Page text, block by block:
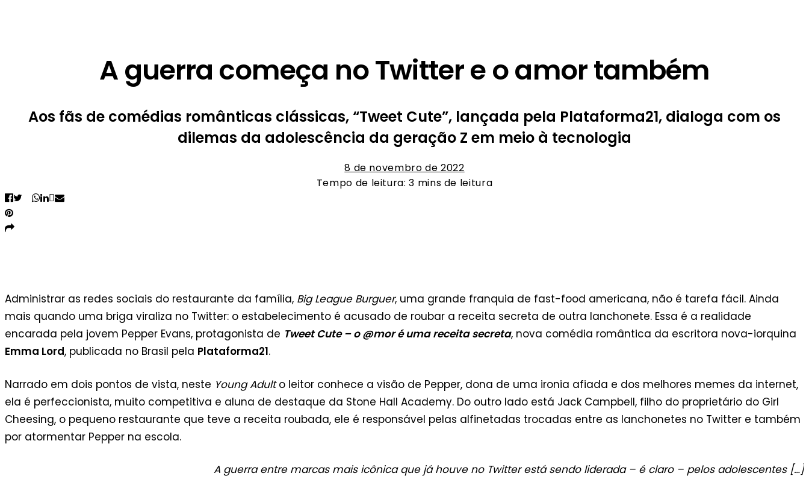
A guerra começa no Twitter e o amor também
Aos fãs de comédias românticas clássicas, “Tweet Cute”, lançada pela Plataforma21, dialoga com os
dilemas da adolescência da geração Z em meio à tecnologia
8 de novembro de 2022
Tempo de leitura: 3 mins de leitura
Administrar as redes sociais do restaurante da família, Big League Burguer, uma grande franquia de fast-food americana, não é tarefa fácil. Ainda
mais quando uma briga viraliza no Twitter: o estabelecimento é acusado de roubar a receita secreta de outra lanchonete. Essa é a realidade
encarada pela jovem Pepper Evans, protagonista de Tweet Cute – o @mor é uma receita secreta, nova comédia romântica da escritora nova-iorquina
Emma Lord, publicada no Brasil pela Plataforma21.
Narrado em dois pontos de vista, neste Young Adulto leitor conhece a visão de Pepper, dona de uma ironia afiada e dos melhores memes da internet,
ela é perfeccionista, muito competitiva e aluna de destaque da Stone Hall Academy. Do outro lado está Jack Campbell, filho do proprietário do Girl
Cheesing, o pequeno restaurante que teve a receita roubada, ele é responsável pelas alfinetadas trocadas entre as lanchonetes no Twitter e também
por atormentar Pepper na escola.
A guerra entre marcas mais icônica que já houve no Twitter está sendo liderada – é claro – pelos adolescentes […]